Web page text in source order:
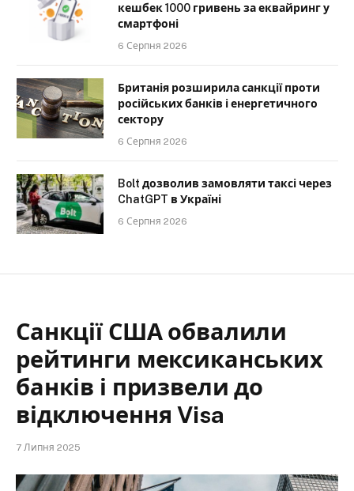
кешбек 1000 гривень за еквайринг у
смартфоні
6 Серпня 2026
Британія розширила санкції проти
російських банків і енергетичного
сектору
6 Серпня 2026
Bolt дозволив замовляти таксі через
ChatGPT в Україні
6 Серпня 2026
Санкції США обвалили
рейтинги мексиканських
банків і призвели до
відключення Visa
7 Липня 2025